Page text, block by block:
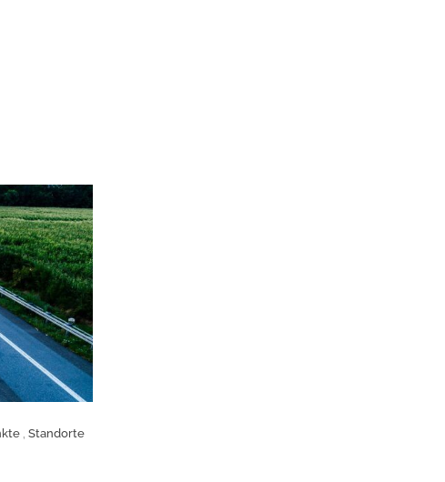
Standorte